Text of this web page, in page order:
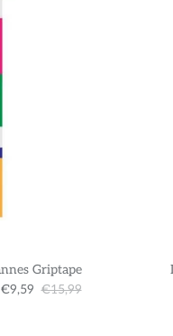
Griptape
€9,59 €15,99